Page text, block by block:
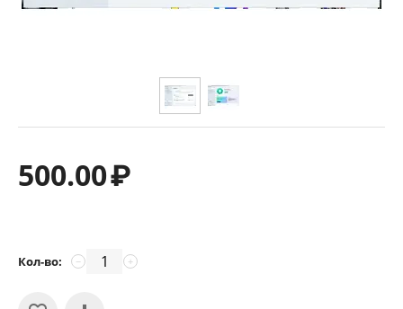
500.00₽
Кол-во: +
−